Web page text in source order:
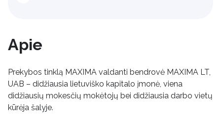
Apie
Prekybos tinklą MAXIMA valdanti bendrovė MAXIMA LT,
UAB – didžiausia lietuviško kapitalo įmonė, viena
didžiausių mokesčių mokėtojų bei didžiausia darbo vietų
kūrėja šalyje.